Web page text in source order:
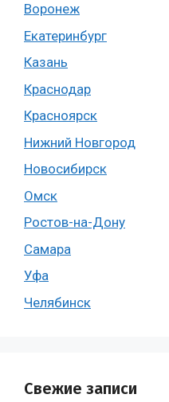
Воронеж
Екатеринбург
Казань
Краснодар
Красноярск
Нижний Новгород
Новосибирск
Омск
Ростов-на-Дону
Самара
Уфа
Челябинск
Свежие записи